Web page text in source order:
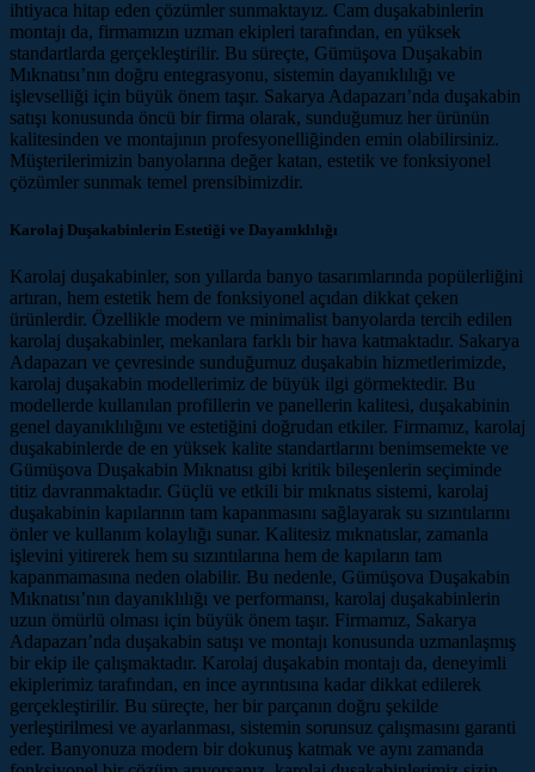
ihtiyaca hitap eden çözümler sunmaktayız. Cam duşakabinlerin
montajı da, firmamızın uzman ekipleri tarafından, en yüksek
standartlarda gerçekleştirilir. Bu süreçte, Gümüşova Duşakabin
Mıknatısı’nın doğru entegrasyonu, sistemin dayanıklılığı ve
işlevselliği için büyük önem taşır. Sakarya Adapazarı’nda duşakabin
satışı konusunda öncü bir firma olarak, sunduğumuz her ürünün
kalitesinden ve montajının profesyonelliğinden emin olabilirsiniz.
Müşterilerimizin banyolarına değer katan, estetik ve fonksiyonel
çözümler sunmak temel prensibimizdir.
Karolaj Duşakabinlerin Estetiği ve Dayanıklılığı
Karolaj duşakabinler, son yıllarda banyo tasarımlarında popülerliğini
artıran, hem estetik hem de fonksiyonel açıdan dikkat çeken
ürünlerdir. Özellikle modern ve minimalist banyolarda tercih edilen
karolaj duşakabinler, mekanlara farklı bir hava katmaktadır. Sakarya
Adapazarı ve çevresinde sunduğumuz duşakabin hizmetlerimizde,
karolaj duşakabin modellerimiz de büyük ilgi görmektedir. Bu
modellerde kullanılan profillerin ve panellerin kalitesi, duşakabinin
genel dayanıklılığını ve estetiğini doğrudan etkiler. Firmamız, karolaj
duşakabinlerde de en yüksek kalite standartlarını benimsemekte ve
Gümüşova Duşakabin Mıknatısı gibi kritik bileşenlerin seçiminde
titiz davranmaktadır. Güçlü ve etkili bir mıknatıs sistemi, karolaj
duşakabinin kapılarının tam kapanmasını sağlayarak su sızıntılarını
önler ve kullanım kolaylığı sunar. Kalitesiz mıknatıslar, zamanla
işlevini yitirerek hem su sızıntılarına hem de kapıların tam
kapanmamasına neden olabilir. Bu nedenle, Gümüşova Duşakabin
Mıknatısı’nın dayanıklılığı ve performansı, karolaj duşakabinlerin
uzun ömürlü olması için büyük önem taşır. Firmamız, Sakarya
Adapazarı’nda duşakabin satışı ve montajı konusunda uzmanlaşmış
bir ekip ile çalışmaktadır. Karolaj duşakabin montajı da, deneyimli
ekiplerimiz tarafından, en ince ayrıntısına kadar dikkat edilerek
gerçekleştirilir. Bu süreçte, her bir parçanın doğru şekilde
yerleştirilmesi ve ayarlanması, sistemin sorunsuz çalışmasını garanti
eder. Banyonuza modern bir dokunuş katmak ve aynı zamanda